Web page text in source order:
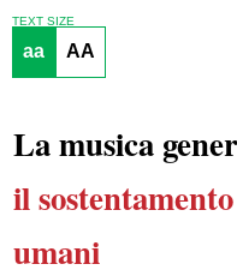
TEXT SIZE
aa AA
La musica
il sostentamento
umani